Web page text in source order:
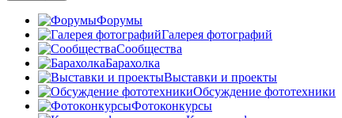
Форумы
Галерея фотографий
Сообщества
Барахолка
Выставки и проекты
Обсуждение фототехники
Фотоконкурсы